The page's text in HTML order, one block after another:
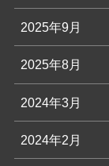
2025年9月
2025年8月
2024年3月
2024年2月